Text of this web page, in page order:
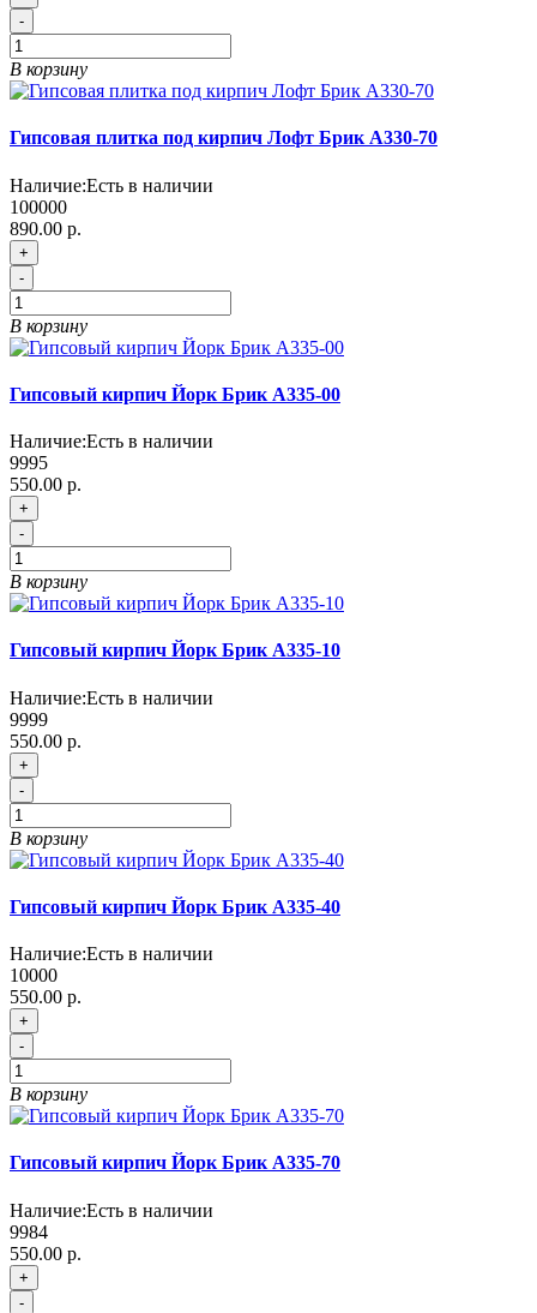
-
В корзину
Гипсовая плитка под кирпич Лофт Брик А330-70
Наличие:Есть в наличии
100000
890.00 р.
+
-
В корзину
Гипсовый кирпич Йорк Брик A335-00
Наличие:Есть в наличии
9995
550.00 р.
+
-
В корзину
Гипсовый кирпич Йорк Брик A335-10
Наличие:Есть в наличии
9999
550.00 р.
+
-
В корзину
Гипсовый кирпич Йорк Брик A335-40
Наличие:Есть в наличии
10000
550.00 р.
+
-
В корзину
Гипсовый кирпич Йорк Брик A335-70
Наличие:Есть в наличии
9984
550.00 р.
+
-